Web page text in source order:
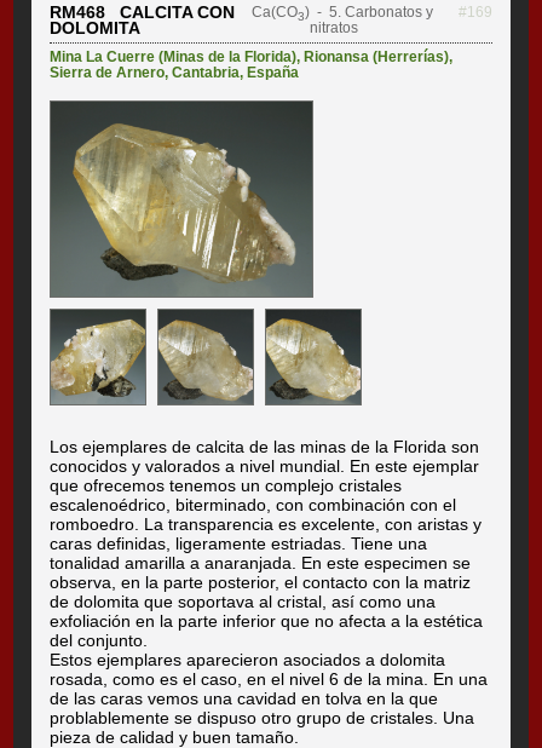
RM468 CALCITA CON
DOLOMITA
Ca(CO3) - 5. Carbonatos y
nitratos
#169
Mina La Cuerre (Minas de la Florida),Rionansa (Herrerías),
Sierra de Arnero,Cantabria,España
Los ejemplares de calcita de las minas de la Florida son
conocidos y valorados a nivel mundial. En este ejemplar
que ofrecemos tenemos un complejo cristales
escalenoédrico, biterminado, con combinación con el
romboedro. La transparencia es excelente, con aristas y
caras definidas, ligeramente estriadas. Tiene una
tonalidad amarilla a anaranjada. En este especimen se
observa, en la parte posterior, el contacto con la matriz
de dolomita que soportava al cristal, así como una
exfoliación en la parte inferior que no afecta a la estética
del conjunto.
Estos ejemplares aparecieron asociados a dolomita
rosada, como es el caso, en el nivel 6 de la mina. En una
de las caras vemos una cavidad en tolva en la que
problablemente se dispuso otro grupo de cristales. Una
pieza de calidad y buen tamaño.